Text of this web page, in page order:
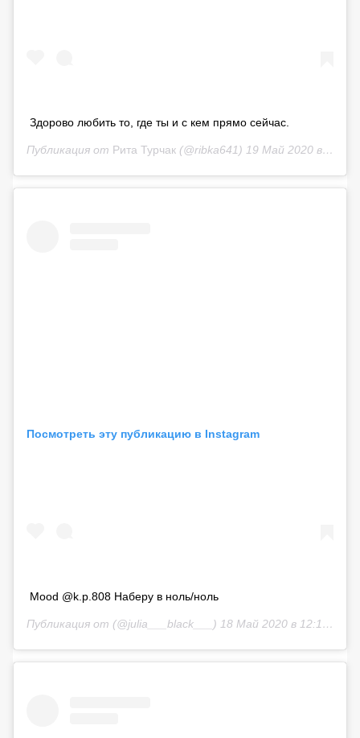
Здорово любить то, где ты и с кем прямо сейчас.
Публикация от Рита Турчак (@ribka641) 19 Май 2020 в 1:02 PDT
Посмотреть эту публикацию в Instagram
Mood @k.p.808 Наберу в ноль/ноль
Публикация от (@julia___black___) 18 Май 2020 в 12:10 PDT